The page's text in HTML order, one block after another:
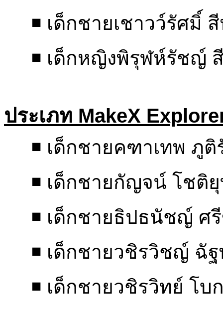
◾ เด็กชายเชาวว์รัศมิ์
◾ เด็กหญิงพิรุฬห์รัชญ์
ประเภท MakeX
◾ เด็กชายคฑาเท
◾ เด็กชายกัญจน์
◾ เด็กชายธิปธนัชญ์
◾ เด็กชายวชิรวิชญ์
◾ เด็กชายวชิรวิทย์